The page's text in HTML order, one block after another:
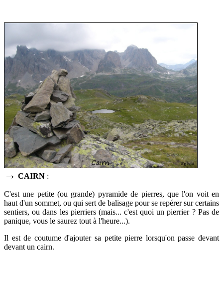
→ CAIRN :
C'est une petite (ou grande) pyramide de pierres, que l'on voit en
haut d'un sommet, ou qui sert de balisage pour se repérer sur certains
sentiers, ou dans les pierriers (mais... c'est quoi un pierrier ? Pas de
panique, vous le saurez tout à l'heure...).
Il est de coutume d'ajouter sa petite pierre lorsqu'on passe devant
devant un cairn.